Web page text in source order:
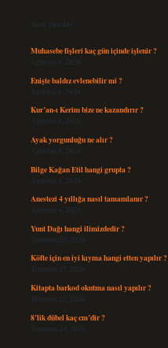
Son Yazılar
Muhasebe fişleri kaç gün içinde işlenir ?
Ağustos 8, 2026
Enişte baldız evlenebilir mi ?
Ağustos 6, 2026
Kur’an-ı Kerim bize ne kazandırır ?
Ağustos 6, 2026
Ayak yorgunluğu ne alır ?
Ağustos 5, 2026
Bilge Kağan Etil hangi grupta ?
Ağustos 4, 2026
Anestezi 4 yıllığa nasıl tamamlanır ?
Ağustos 4, 2026
Yunt Dağı hangi ilimizdedir ?
Temmuz 29, 2026
Köfte için en iyi kıyma hangi etten yapılır ?
Temmuz 27, 2026
Kitapta barkod okutma nasıl yapılır ?
Temmuz 25, 2026
8’lik dübel kaç cm’dir ?
Temmuz 24, 2026